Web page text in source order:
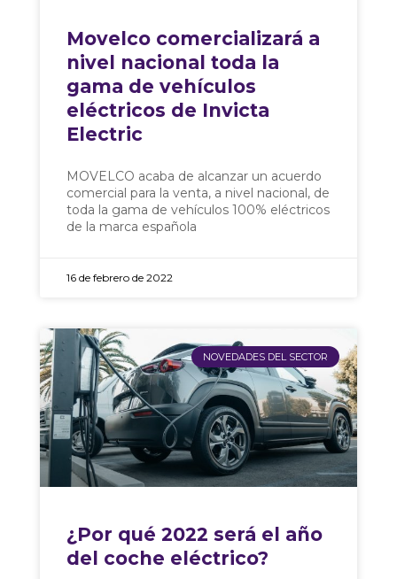
Movelco comercializará a
nivel nacional toda la
gama de vehículos
eléctricos de Invicta
Electric
MOVELCO acaba de alcanzar un acuerdo
comercial para la venta, a nivel nacional, de
toda la gama de vehículos 100% eléctricos
de la marca española
16 de febrero de 2022
NOVEDADES DEL SECTOR
¿Por qué 2022 será el año
del coche eléctrico?